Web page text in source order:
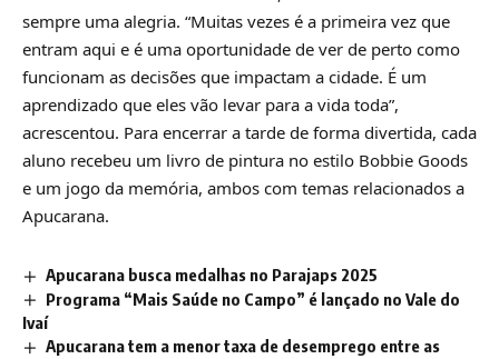
sempre uma alegria. “Muitas vezes é a primeira vez que
entram aqui e é uma oportunidade de ver de perto como
funcionam as decisões que impactam a cidade. É um
aprendizado que eles vão levar para a vida toda”,
acrescentou. Para encerrar a tarde de forma divertida, cada
aluno recebeu um livro de pintura no estilo Bobbie Goods
e um jogo da memória, ambos com temas relacionados a
Apucarana.
Apucarana busca medalhas no Parajaps 2025
Programa “Mais Saúde no Campo” é lançado no Vale do
Ivaí
Apucarana tem a menor taxa de desemprego entre as